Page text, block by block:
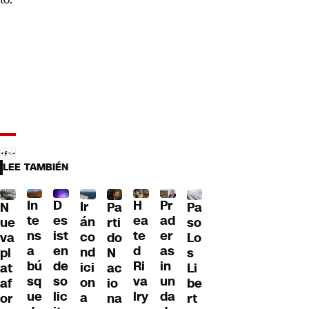
LEE TAMBIÉN
N
ue
va
pl
at
af
or
In
te
ns
a
bú
sq
ue
D
es
ist
en
de
so
lic
Ir
án
co
nd
ici
on
a
Pa
rti
do
N
ac
io
na
H
ea
te
d
Ri
va
lry
Pr
ad
er
as
in
un
da
Pa
so
Lo
s
Li
be
rt